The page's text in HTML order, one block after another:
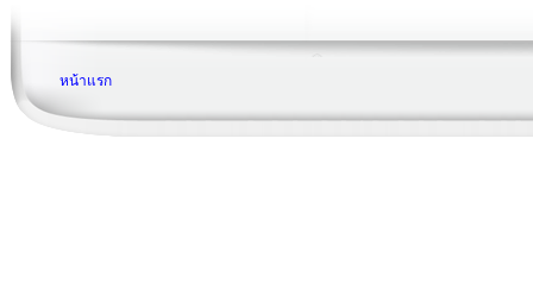
หน้าแรก